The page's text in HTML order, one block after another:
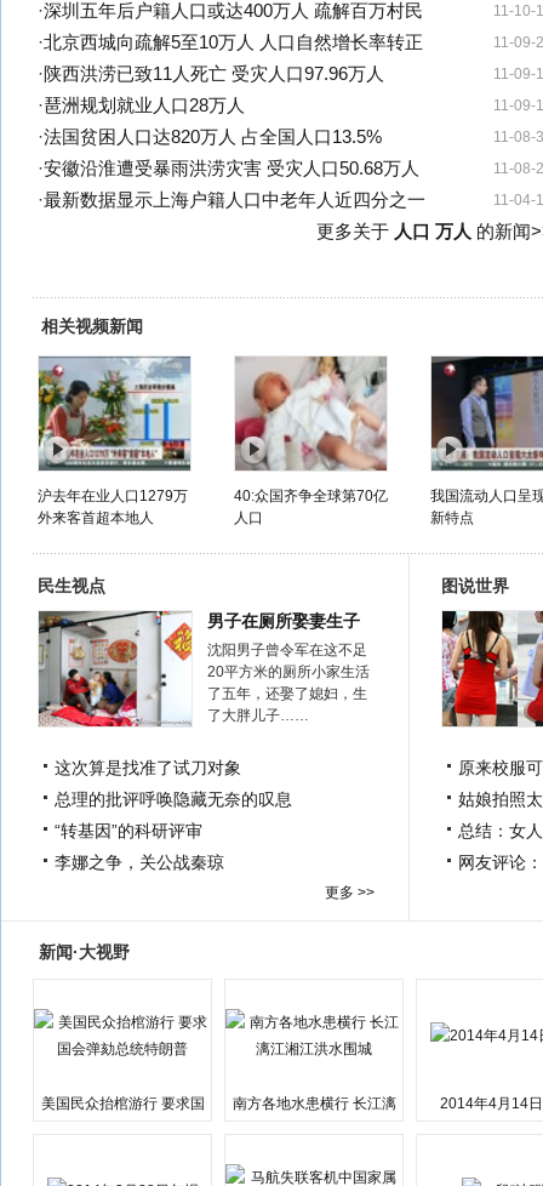
11-10-
·深圳五年后户籍人口或达400万人 疏解百万村民
11-09-
·北京西城向疏解5至10万人 人口自然增长率转正
11-09-
·陕西洪涝已致11人死亡 受灾人口97.96万人
11-09-
·琶洲规划就业人口28万人
11-08-
·法国贫困人口达820万人 占全国人口13.5%
11-08-
·安徽沿淮遭受暴雨洪涝灾害 受灾人口50.68万人
11-04-
·最新数据显示上海户籍人口中老年人近四分之一
更多关于 人口 万人 的新闻
相关视频新闻
沪去年在业人口1279万
外来客首超本地人
40:众国齐争全球第70亿
人口
我国流动人口呈
新特点
民生视点
男子在厕所娶妻生子
沈阳男子曾令军在这不足
20平方米的厕所小家生活
了五年，还娶了媳妇，生
了大胖儿子……
这次算是找准了试刀对象
总理的批评呼唤隐藏无奈的叹息
“转基因”的科研评审
李娜之争，关公战秦琼
更多 >>
图说世界
原来校服
姑娘拍照
总结：女
网友评论
新闻·大视野
美国民众抬棺游行 要求国
南方各地水患横行 长江漓
2014年4月14